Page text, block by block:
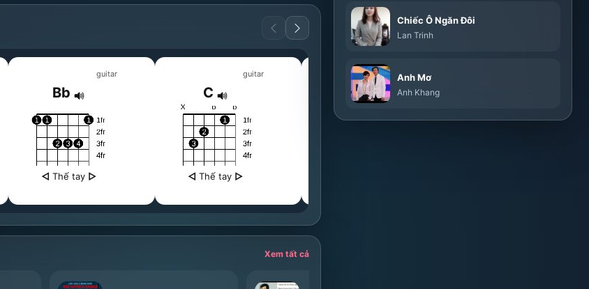
guitar
Bb
◁ Thế tay ▷
guitar
C
◁ Thế tay ▷
guitar
Dm
Xem tất cả
Chiếc Ô Ngăn Đôi
Lan Trinh
Anh Mơ
Anh Khang